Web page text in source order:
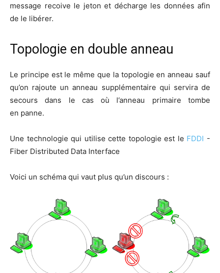
mes­sage recoive le jeton et décharge les don­nées afin
de le libérer.
Topologie en double anneau
Le prin­cipe est le même que la topo­lo­gie en anneau sauf
qu’on rajoute un anneau sup­plé­men­taire qui ser­vi­ra de
secours dans le cas où l’an­neau pri­maire tombe
en panne.
Une tech­no­lo­gie qui uti­lise cette topo­lo­gie est le FDDI -
Fiber Dis­tri­bu­ted Data Interface
Voi­ci un sché­ma qui vaut plus qu’un discours :